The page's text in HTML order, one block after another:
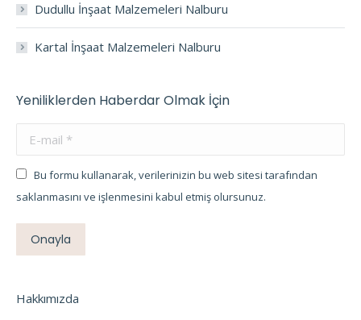
Dudullu İnşaat Malzemeleri Nalburu
Kartal İnşaat Malzemeleri Nalburu
Yeniliklerden Haberdar Olmak İçin
E-mail *
Bu formu kullanarak, verilerinizin bu web sitesi tarafından
saklanmasını ve işlenmesini kabul etmiş olursunuz.
Onayla
Hakkımızda